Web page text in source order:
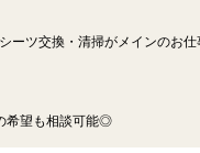
ーツ交換・清掃がメインのお仕
希望も相談可能◎